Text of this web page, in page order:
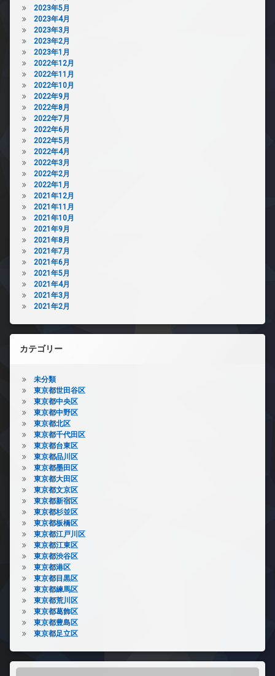
2023年5月
2023年4月
2023年3月
2023年2月
2023年1月
2022年12月
2022年11月
2022年10月
2022年9月
2022年8月
2022年7月
2022年6月
2022年5月
2022年4月
2022年3月
2022年2月
2022年1月
2021年12月
2021年11月
2021年10月
2021年9月
2021年8月
2021年7月
2021年6月
2021年5月
2021年4月
2021年3月
2021年2月
カテゴリー
未分類
東京都世田谷区
東京都中央区
東京都中野区
東京都北区
東京都千代田区
東京都台東区
東京都品川区
東京都墨田区
東京都大田区
東京都文京区
東京都新宿区
東京都杉並区
東京都板橋区
東京都江戸川区
東京都江東区
東京都渋谷区
東京都港区
東京都目黒区
東京都練馬区
東京都荒川区
東京都葛飾区
東京都豊島区
東京都足立区